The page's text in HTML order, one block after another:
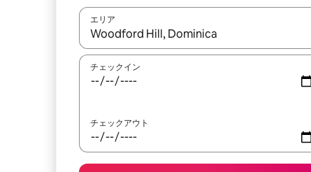
エリア
検索結果が表示されたら、上下の矢印キーを使っ
チェックイン
チェックアウト